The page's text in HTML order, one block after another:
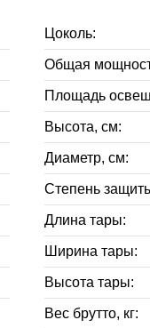
Цоколь:
Общая
Площадь
Высота, см:
Диаметр, см:
Степень
Длина тары:
Ширина тары:
Высота тары:
Вес брутто, кг: